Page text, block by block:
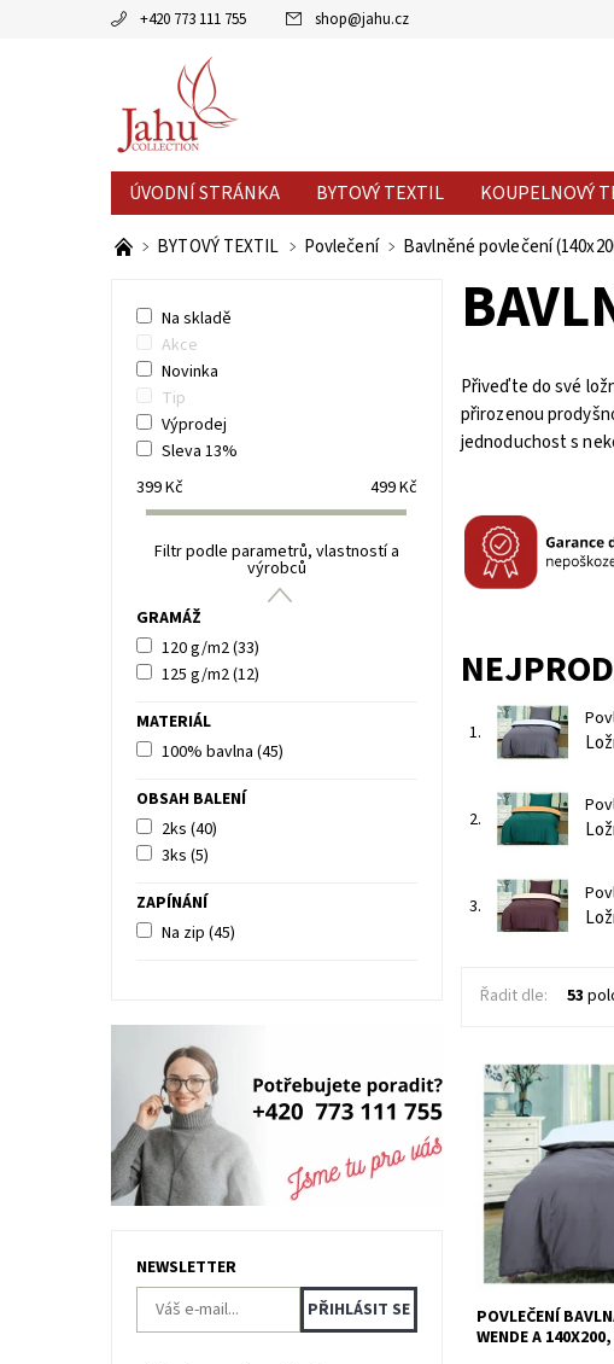
+420 773 111 755 shop@jahu.cz
ÚVODNÍ STRÁNKA BYTOVÝ TEXTIL KOUPELNOVÝ
AKCE MĚSÍCE
VÝPRODEJ %
BYTOVÝ TEXTIL Povlečení Bavlněné povlečení
Přiveďte do své
přirozenou
jednoduchost s
1.
2.
3.
Řadit dle: 53
Ložní povlečení
bavlněné tkaniny.
Dostupnost:
Kód:
POVLEČENÍ
WENDE A
Na skladě
Akce
Novinka
Tip
Výprodej
Sleva 13%
399Kč 499Kč
Filtr podle parametrů, vlastností a
výrobců
GRAMÁŽ
120 g/m2(33)
125 g/m2(12)
MATERIÁL
100% bavlna (45)
OBSAH BALENÍ
2ks (40)
3ks (5)
ZAPÍNÁNÍ
Na zip (45)
NEWSLETTER